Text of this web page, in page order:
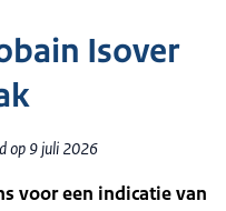
Isover
op 9 juli 2026
voor een indicatie van